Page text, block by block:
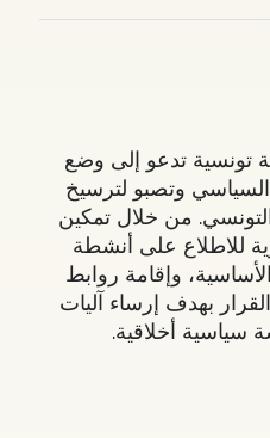
تونسية تدعو إلى وضع
وتصبو لترسيخ
من خلال تمكين
للاطلاع على أنشطة
وإقامة روابط
بهدف إرساء آليات
سياسية أخلاقية.